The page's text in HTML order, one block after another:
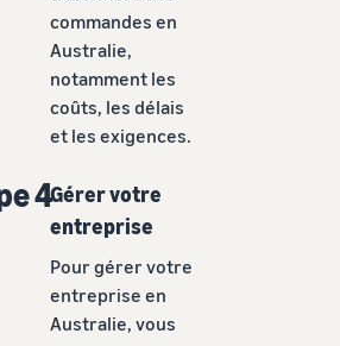
commandes en
Australie,
notamment les
coûts, les délais
et les exigences.
4Gérer votre
entreprise
Pour gérer votre
entreprise en
Australie, vous